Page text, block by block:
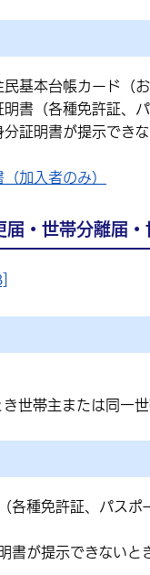
基本台帳カード（お
書（各種免許証、
分証明書が提示でき
加入者のみ）
・世帯分離届・
世帯主または同一
各種免許証、パスポ
書が提示できない